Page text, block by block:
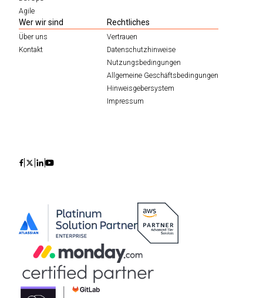
Agile
Wer wir sind
Über uns
Kontakt
Rechtliches
Vertrauen
Datenschutzhinweise
Nutzungsbedingungen
Allgemeine Geschäftsbedingungen
Hinweisgebersystem
Impressum
IconIconIconIcon